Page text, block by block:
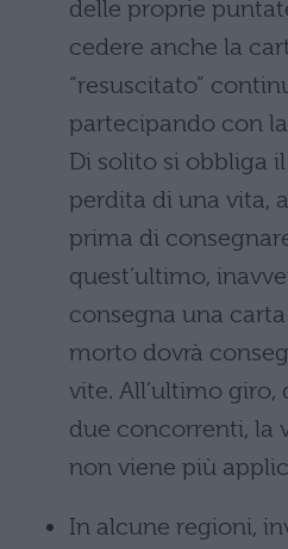
delle proprie
cedere anche la
“resuscitato”
partecipando con
Di solito si obbliga
perdita di una vita,
prima di
quest’ultimo,
consegna una
morto dovrà
vite. All’ultimo
due concorrenti, la
non viene più
In alcune regioni,